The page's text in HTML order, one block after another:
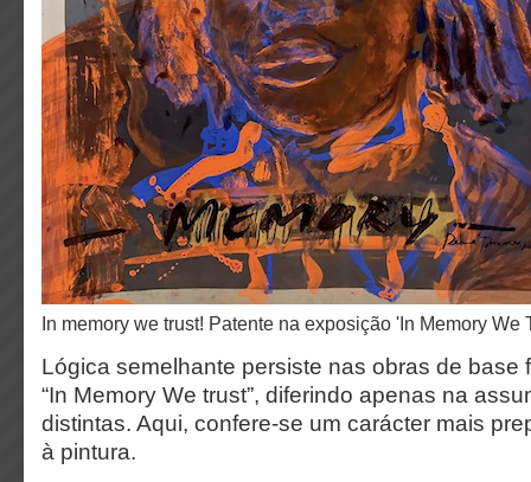
In memory we trust! Patente na exposição 'In Memory We
Lógica semelhante persiste nas obras de base
“In Memory We trust”, diferindo apenas na
distintas. Aqui, confere-se um carácter mais
à pintura.